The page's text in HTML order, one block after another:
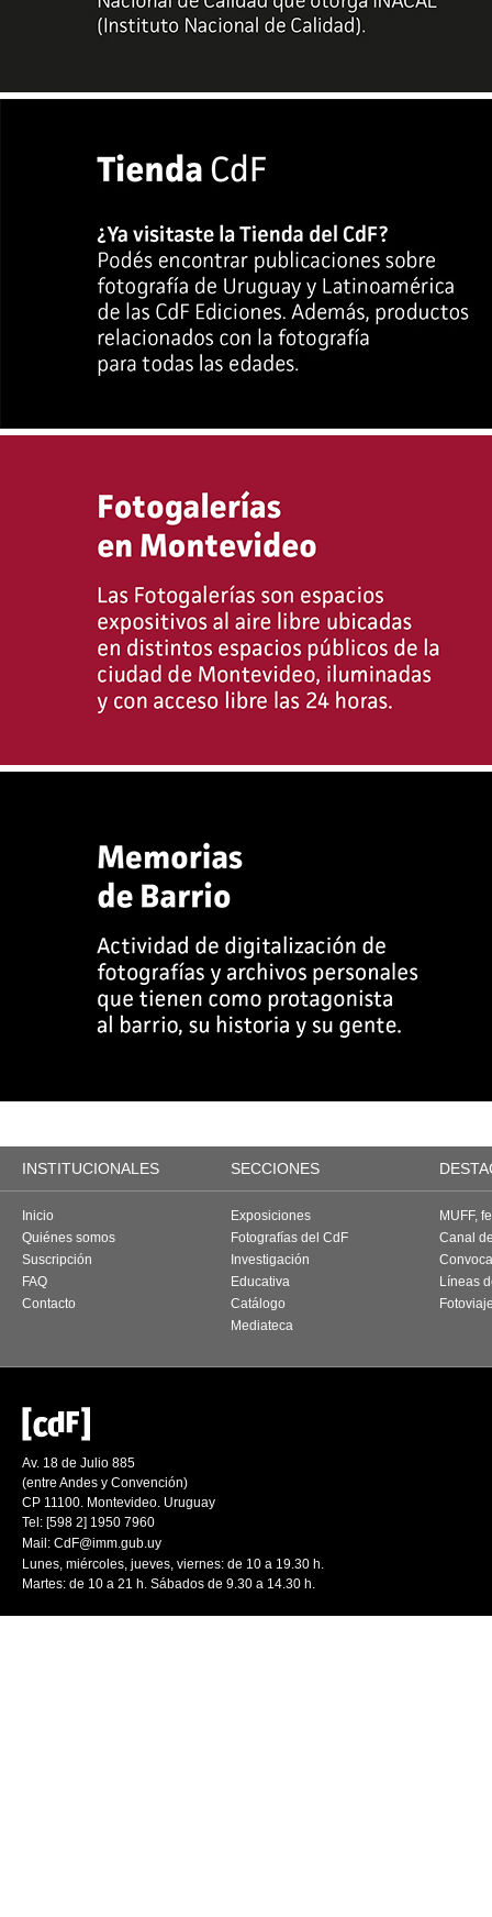
INSTITUCIONALES SECCIONES
Inicio
Quiénes somos
Suscripción
FAQ
Contacto
Exposiciones
Fotografías del CdF
Investigación
Educativa
Catálogo
Mediateca
MUFF,
Canal
Líneas
Av. 18 de Julio 885
(entre Andes y Convención)
CP 11100. Montevideo. Uruguay
Tel: [598 2] 1950 7960
Mail: CdF@imm.gub.uy
Lunes, miércoles, jueves, viernes: de 10 a 19.30 h.
Martes: de 10 a 21 h. Sábados de 9.30 a 14.30 h.